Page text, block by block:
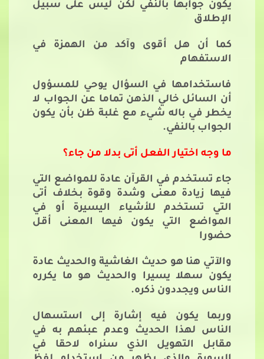
يكون جوابها بالنفي لكن ليس على سبيل
الإطلاق
كما أن هل أقوى وآكد من الهمزة في
الاستفهام
فاستخدامها في السؤال يوحي للمسؤول
أن السائل خالي الذهن تماما عن الجواب لا
يخطر في باله شيء مع غلبة ظن بأن يكون
الجواب بالنفي.
ما وجه اختيار الفعل أتى بدلا من جاء؟
جاء تستخدم في القرآن عادة للمواضع التي
فيها زيادة معنى وشدة وقوة بخلاف أتى
التي تستخدم للأشياء اليسيرة أو في
المواضع التي يكون فيها المعنى أقل
حضورا
والآتي هنا هو حديث الغاشية والحديث عادة
يكون سهلا يسيرا والحديث هو ما يكرره
الناس ويجددون ذكره.
وربما يكون فيه إشارة إلى استسهال
الناس لهذا الحديث وعدم عبئهم به في
مقابل التهويل الذي سنراه لاحقا في